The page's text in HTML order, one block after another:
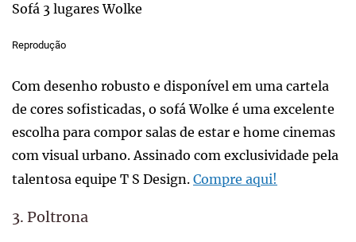
Sofá 3 lugares Wolke
Reprodução
Com desenho robusto e disponível em uma cartela
de cores sofisticadas, o sofá Wolke é uma excelente
escolha para compor salas de estar e home cinemas
com visual urbano. Assinado com exclusividade pela
talentosa equipe T S Design. Compre aqui!
3. Poltrona